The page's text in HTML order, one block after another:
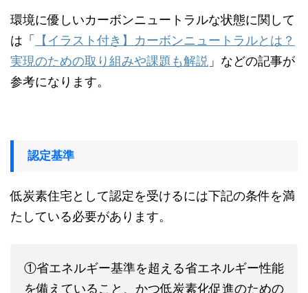
環境に優しいカーボンニュートラルな状態に関して
は「
【 イラスト付き】カーボンニュートラルとは？
実現のための取り組みや課題も解説 」 などの記事が
参考になります。
認定基準
低炭素住宅として認定を受けるには下記の条件を満
たしている必要があります。
①省エネルギー基準を超える省エネルギー性能
を備えていること、かつ低炭素化促進のための